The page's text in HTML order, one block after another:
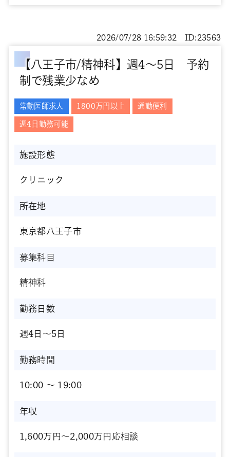
【八王子市/精神科】週4～5日 予約
制で残業少なめ
2026/07/28 16:59:32 ID:23563
常勤医師求人 1800万円以上 通勤便利
週4日勤務可能
施設形態
クリニック
所在地
東京都八王子市
募集科目
精神科
勤務日数
週4日～5日
勤務時間
10:00 〜 19:00
年収
1,600万円～2,000万円応相談